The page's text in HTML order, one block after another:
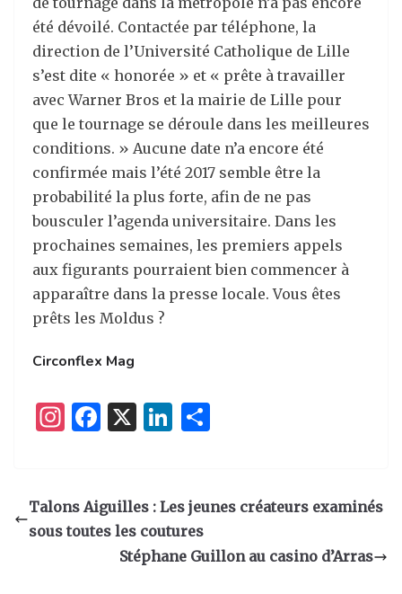
été dévoilé. Contactée par téléphone, la
direction de l’Université Catholique de Lille
s’est dite « honorée » et « prête à travailler
avec Warner Bros et la mairie de Lille pour
que le tournage se déroule dans les meilleures
conditions. » Aucune date n’a encore été
confirmée mais l’été 2017 semble être la
probabilité la plus forte, afin de ne pas
bousculer l’agenda universitaire. Dans les
prochaines semaines, les premiers appels
aux figurants pourraient bien commencer à
apparaître dans la presse locale. Vous êtes
prêts les Moldus ?
Circonflex Mag
I
a
g
F
e
b
X
Li
e
dI
n
g
Talons Aiguilles : Les jeunes créateurs examinés
sous toutes les coutures
Stéphane Guillon au casino d’Arras